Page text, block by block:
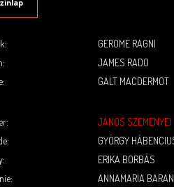
GEROME RAGNI
JAMES RADO
GALT MACDERMOT
JÁNOS SZEMENYEI
GYÖRGY
ERIKA BORBÁS
ANNAMARIA